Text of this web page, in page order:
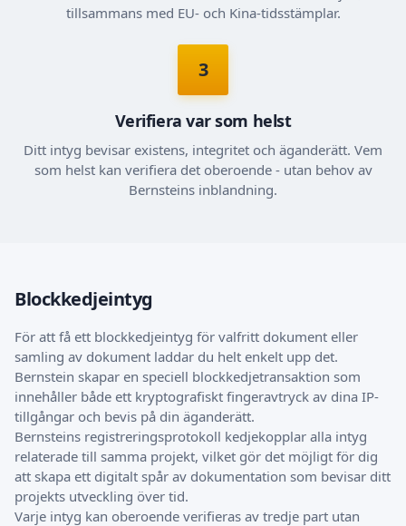
tillsammans med EU- och Kina-tidsstämplar.
3
Verifiera var som helst
Ditt intyg bevisar existens, integritet och äganderätt. Vem
som helst kan verifiera det oberoende - utan behov av
Bernsteins inblandning.
Blockkedjeintyg
För att få ett blockkedjeintyg för valfritt dokument eller
samling av dokument laddar du helt enkelt upp det.
Bernstein skapar en speciell blockkedjetransaktion som
innehåller både ett kryptografiskt fingeravtryck av dina IP-
tillgångar och bevis på din äganderätt.
Bernsteins registreringsprotokoll kedjekopplar alla intyg
relaterade till samma projekt, vilket gör det möjligt för dig
att skapa ett digitalt spår av dokumentation som bevisar ditt
projekts utveckling över tid.
Varje intyg kan oberoende verifieras av tredje part utan